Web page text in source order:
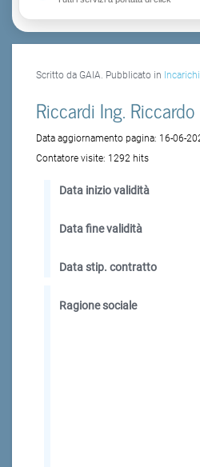
Scritto da GAIA. Pubblicato in
Riccardi Ing. Riccardo
Data aggiornamento pagina: 16-06-
Contatore visite: 1292 hits
Data inizio validità
Data fine validità
Data stip. contratto
Ragione sociale